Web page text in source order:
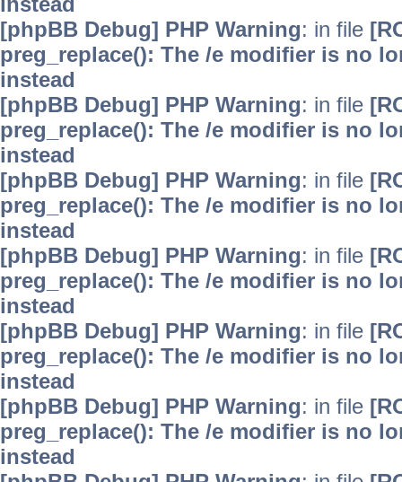
[phpBB Debug] PHP Warning: in file
preg_replace(): The /e modifier is no
instead
[phpBB Debug] PHP Warning: in file
preg_replace(): The /e modifier is no
instead
[phpBB Debug] PHP Warning: in file
preg_replace(): The /e modifier is no
instead
[phpBB Debug] PHP Warning: in file
preg_replace(): The /e modifier is no
instead
[phpBB Debug] PHP Warning: in file
preg_replace(): The /e modifier is no
instead
[phpBB Debug] PHP Warning: in file
preg_replace(): The /e modifier is no
instead